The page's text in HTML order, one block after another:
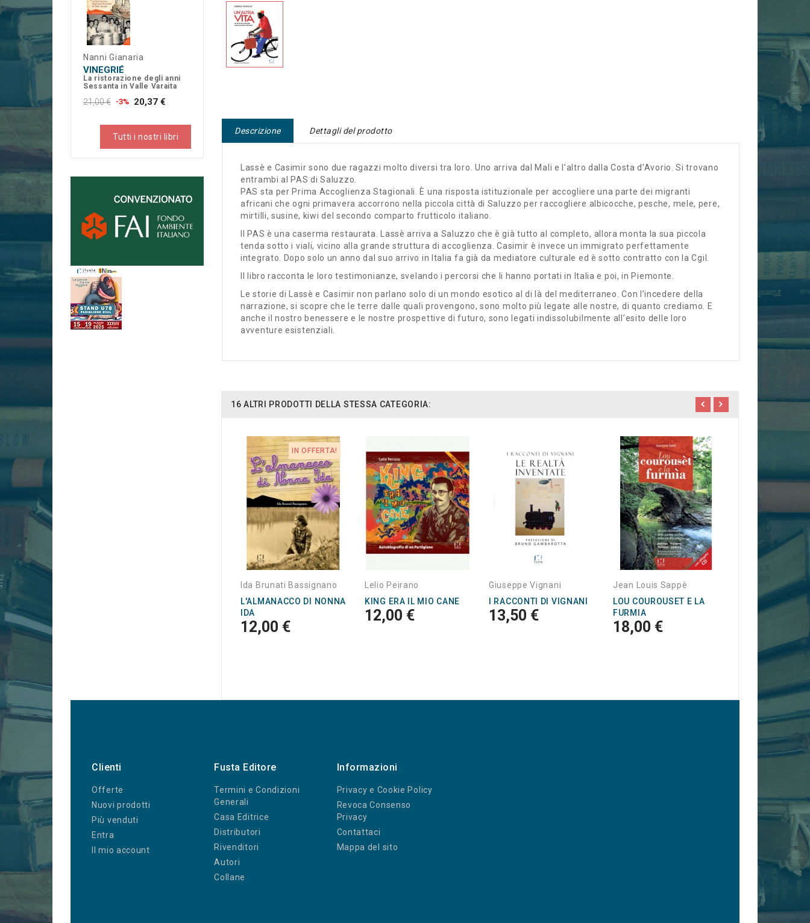
Nanni Gianaria
VINEGRIÉ
La ristorazione degli anni
Sessanta in Valle Varaita
21,00 € -3% 20,37 €
Tutti i nostri libri
Descrizione Dettagli del prodotto
Lassè e Casimir sono due ragazzi molto diversi tra loro. Uno arriva dal Mali e l’altro dalla Costa d’Avorio. Si trovano
entrambi al PAS di Saluzzo.
PAS sta per Prima Accoglienza Stagionali. È una risposta istituzionale per accogliere una parte dei migranti
africani che ogni primavera accorrono nella piccola città di Saluzzo per raccogliere albicocche, pesche, mele, pere,
mirtilli, susine, kiwi del secondo comparto frutticolo italiano.
Il PAS è una caserma restaurata. Lassè arriva a Saluzzo che è già tutto al completo, allora monta la sua piccola
tenda sotto i viali, vicino alla grande struttura di accoglienza. Casimir è invece un immigrato perfettamente
integrato. Dopo solo un anno dal suo arrivo in Italia fa già da mediatore culturale ed è sotto contratto con la Cgil.
Il libro racconta le loro testimonianze, svelando i percorsi che li hanno portati in Italia e poi, in Piemonte.
Le storie di Lassè e Casimir non parlano solo di un mondo esotico al di là del mediterraneo. Con l’incedere della
narrazione, si scopre che le terre dalle quali provengono, sono molto più legate alle nostre, di quanto crediamo. E
anche il nostro benessere e le nostre prospettive di futuro, sono legati indissolubilmente all’esito delle loro
avventure esistenziali.
16 ALTRI PRODOTTI DELLA STESSA CATEGORIA:
IN OFFERTA!
Ida Brunati Bassignano
L'ALMANACCO DI NONNA
IDA
12,00 €
Lelio Peirano
KING ERA IL MIO CANE
12,00 €
Giuseppe Vignani
I RACCONTI DI VIGNANI
13,50 €
Jean Louis Sappè
LOU COUROUSET E LA
FURMIA
18,00 €
IL BEATO
Clienti
Offerte
Nuovi prodotti
Più venduti
Entra
Il mio account
Fusta Editore
Termini e Condizioni
Generali
Casa Editrice
Distributori
Rivenditori
Autori
Collane
Informazioni
Privacy e Cookie Policy
Revoca Consenso
Privacy
Contattaci
Mappa del sito